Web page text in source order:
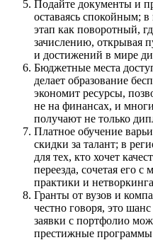
Подайте документы и
оставаясь спокойным;
этап как поворотный,
зачислению, открывая
и достижений в мире
Бюджетные места
делает образование
экономит ресурсы,
не на финансах, и
получают не только
Платное обучение
скидки за талант; в
для тех, кто хочет
переезда, сочетая его
практики и
Гранты от вузов и
честно говоря, это
заявки с портфолио
престижные программы